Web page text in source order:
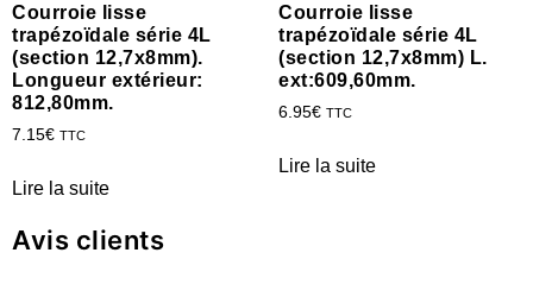
Courroie lisse
trapézoïdale série 4L
(section 12,7x8mm).
Longueur extérieur:
812,80mm.
7.15€ TTC
Lire la suite
Courroie lisse
trapézoïdale série 4L
(section 12,7x8mm) L.
ext:609,60mm.
6.95€ TTC
Lire la suite
Avis clients